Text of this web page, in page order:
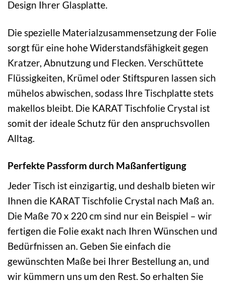
Design Ihrer Glasplatte.
Die spezielle Materialzusammensetzung der Folie
sorgt für eine hohe Widerstandsfähigkeit gegen
Kratzer, Abnutzung und Flecken. Verschüttete
Flüssigkeiten, Krümel oder Stiftspuren lassen sich
mühelos abwischen, sodass Ihre Tischplatte stets
makellos bleibt. Die KARAT Tischfolie Crystal ist
somit der ideale Schutz für den anspruchsvollen
Alltag.
Perfekte Passform durch Maßanfertigung
Jeder Tisch ist einzigartig, und deshalb bieten wir
Ihnen die KARAT Tischfolie Crystal nach Maß an.
Die Maße 70 x 220 cm sind nur ein Beispiel – wir
fertigen die Folie exakt nach Ihren Wünschen und
Bedürfnissen an. Geben Sie einfach die
gewünschten Maße bei Ihrer Bestellung an, und
wir kümmern uns um den Rest. So erhalten Sie